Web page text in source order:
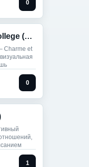
0
Welcome to Bell College (18+)
Charme et
0
1